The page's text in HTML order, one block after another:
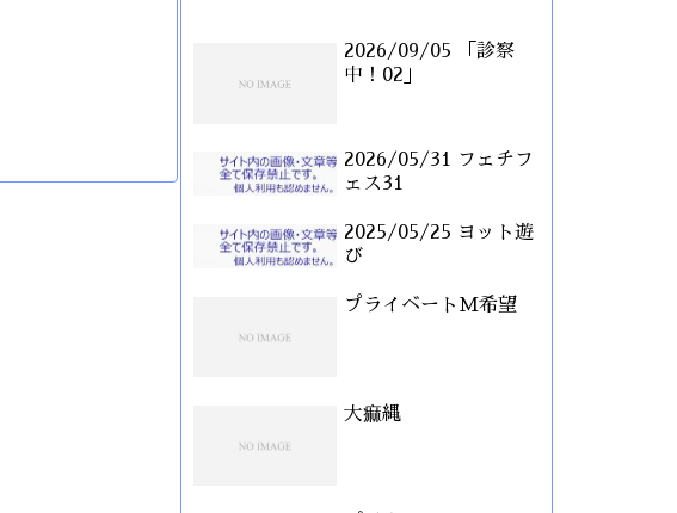
2026/09/05 「診察
中！02」
2026/05/31 フェチフ
ェス31
2025/05/25 ヨット遊
び
プライベートM希望
大痲縄